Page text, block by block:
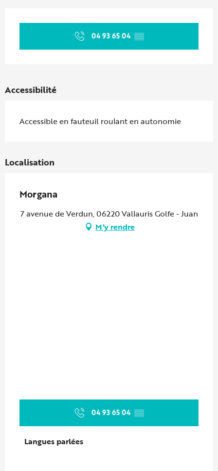
04 93 65 04 ▒▒
Accessibilité
Accessible en fauteuil roulant en autonomie
Localisation
Morgana
7 avenue de Verdun, 06220 Vallauris Golfe - Juan
M'y rendre
04 93 65 04 ▒▒
Langues parlées
Langues parlées